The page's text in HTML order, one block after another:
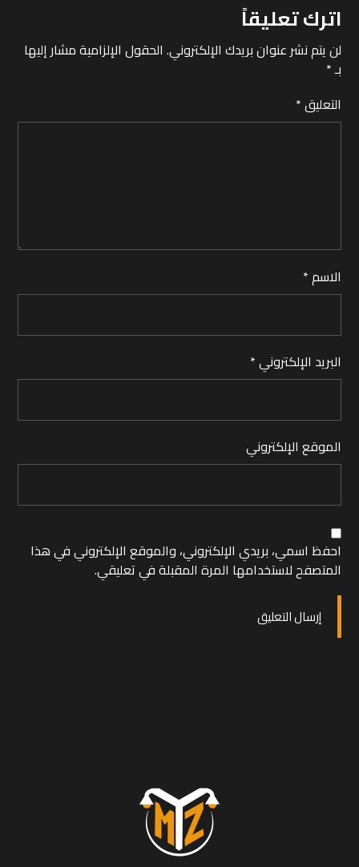
اترك تعليقاً
لن يتم نشر عنوان بريدك الإلكتروني. الحقول الإلزامية مشار إليها
بـ*
التعليق*
الاسم*
البريد الإلكتروني*
الموقع الإلكتروني
احفظ اسمي، بريدي الإلكتروني، والموقع الإلكتروني في هذا
المتصفح لاستخدامها المرة المقبلة في تعليقي.
إرسال التعليق